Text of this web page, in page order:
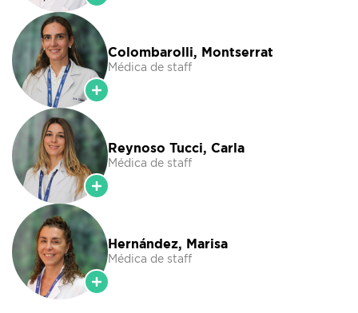
Colombarolli, Montserrat
Médica de staff
Reynoso Tucci, Carla
Médica de staff
Hernández, Marisa
Médica de staff